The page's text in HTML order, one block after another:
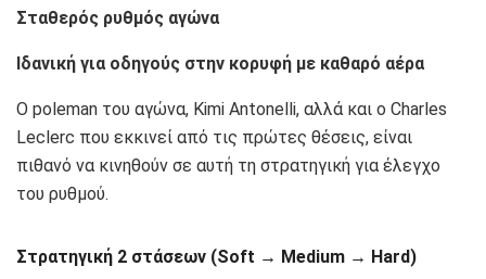
Σταθερός ρυθμός αγώνα
Ιδανική για οδηγούς στην κορυφή με καθαρό αέρα
Ο poleman του αγώνα, Kimi Antonelli, αλλά και ο Charles
Leclerc που εκκινεί από τις πρώτες θέσεις, είναι
πιθανό να κινηθούν σε αυτή τη στρατηγική για έλεγχο
του ρυθμού.
Στρατηγική 2 στάσεων (Soft → Medium → Hard)